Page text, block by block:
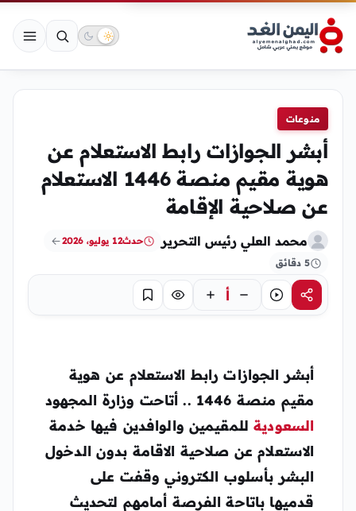
منوعات
أبشر الجوازات رابط الاستعلام عن
هوية مقيم منصة 1446 الاستعلام
عن صلاحية الإقامة
محمد العلي رئيس التحرير حدث12 يوليو، 2026
5 دقائق
مشاركةاستماع أ تركيز حفظ
أبشر الجوازات رابط الاستعلام عن هوية
مقيم منصة 1446 .. أتاحت وزارة المجهود
السعوديةللمقيمين والوافدين فيها خدمة
الاستعلام عن صلاحية الاقامة بدون الدخول
البشر بأسلوب الكتروني وقفت على
قدميها باتاحة الفرصة أمامهم لتحديث